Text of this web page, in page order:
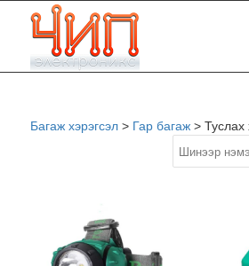
Багаж хэрэгсэл> Гар багаж> Туслах